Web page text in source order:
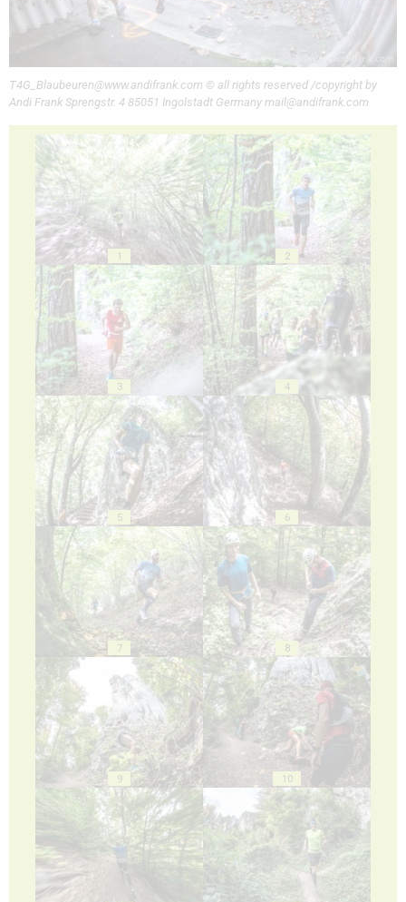
T4G_Blaubeuren@www.andifrank.com © all rights reserved /copyright by
Andi Frank Sprengstr. 4 85051 Ingolstadt Germany mail@andifrank.com
1 2
3 4
5 6
7 8
9 10